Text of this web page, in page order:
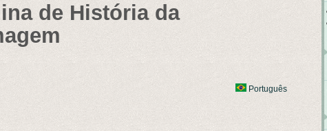
de História da
Português